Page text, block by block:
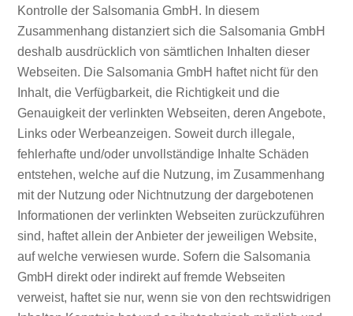
Kontrolle der Salsomania GmbH. In diesem
Zusammenhang distanziert sich die Salsomania GmbH
deshalb ausdrücklich von sämtlichen Inhalten dieser
Webseiten. Die Salsomania GmbH haftet nicht für den
Inhalt, die Verfügbarkeit, die Richtigkeit und die
Genauigkeit der verlinkten Webseiten, deren Angebote,
Links oder Werbeanzeigen. Soweit durch illegale,
fehlerhafte und/oder unvollständige Inhalte Schäden
entstehen, welche auf die Nutzung, im Zusammenhang
mit der Nutzung oder Nichtnutzung der dargebotenen
Informationen der verlinkten Webseiten zurückzuführen
sind, haftet allein der Anbieter der jeweiligen Website,
auf welche verwiesen wurde. Sofern die Salsomania
GmbH direkt oder indirekt auf fremde Webseiten
verweist, haftet sie nur, wenn sie von den rechtswidrigen